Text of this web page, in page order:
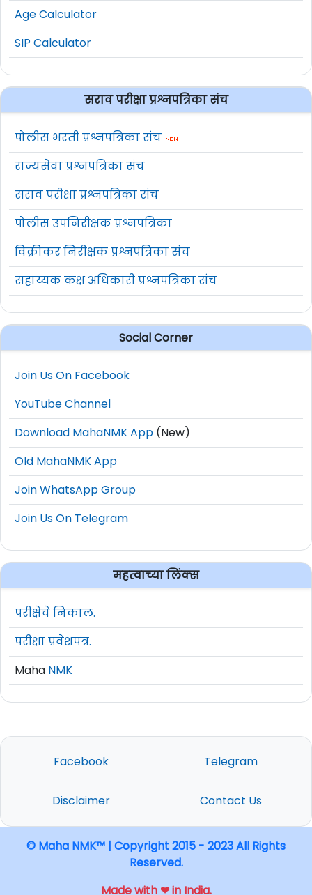
Age Calculator
SIP Calculator
सराव परीक्षा प्रश्नपत्रिका संच
पोलीस भरती प्रश्नपत्रिका संच
राज्यसेवा प्रश्नपत्रिका संच
सराव परीक्षा प्रश्नपत्रिका संच
पोलीस उपनिरीक्षक प्रश्नपत्रिका
विक्रीकर निरीक्षक प्रश्नपत्रिका संच
सहाय्यक कक्ष अधिकारी प्रश्नपत्रिका संच
Social Corner
Join Us On Facebook
YouTube Channel
Download MahaNMK App (New)
Old MahaNMK App
Join WhatsApp Group
Join Us On Telegram
महत्वाच्या लिंक्स
परीक्षेचे निकाल.
परीक्षा प्रवेशपत्र.
Maha NMK
Facebook Telegram
Disclaimer Contact Us
© Maha NMK™ | Copyright 2015 - 2023 All Rights
Reserved.
Made with ❤ in India.